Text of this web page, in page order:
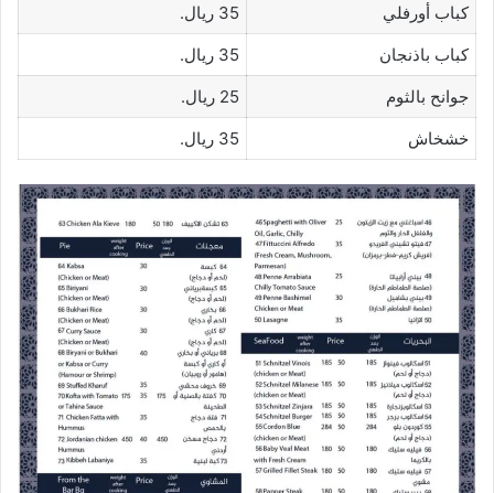
كباب أورفلي
35 ريال.
كباب باذنجان
35 ريال.
جوانح بالثوم
25 ريال.
خشخاش
35 ريال.